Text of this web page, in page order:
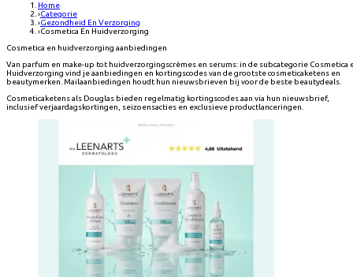
Home
›Categorie
›Gezondheid En Verzorging
›Cosmetica En Huidverzorging
Cosmetica en huidverzorging aanbiedingen
Van parfum en make-up tot huidverzorgingscrèmes en serums: in de subcategorie Cosmetica
Huidverzorging vind je aanbiedingen en kortingscodes van de grootste cosmeticaketens en
beautymerken. Mailaanbiedingen houdt hun nieuwsbrieven bij voor de beste beautydeals.
Cosmeticaketens als Douglas bieden regelmatig kortingscodes aan via hun nieuwsbrief,
inclusief verjaardagskortingen, seizoensacties en exclusieve productlanceringen.